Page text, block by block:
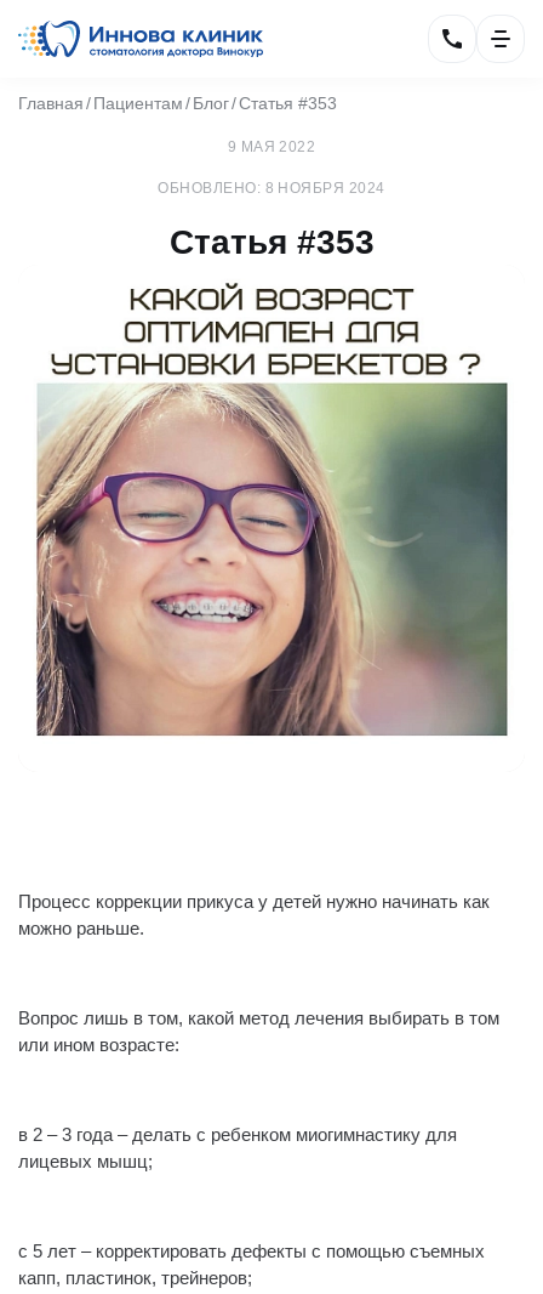
Главная Пациентам Блог Статья #353
9 МАЯ 2022
ОБНОВЛЕНО: 8 НОЯБРЯ 2024
Статья #353
Процесс коррекции прикуса у детей нужно начинать как
можно раньше.
Вопрос лишь в том, какой метод лечения выбирать в том
или ином возрасте:
в 2 – 3 года – делать с ребенком миогимнастику для
лицевых мышц;
с 5 лет – корректировать дефекты с помощью съемных
капп, пластинок, трейнеров;